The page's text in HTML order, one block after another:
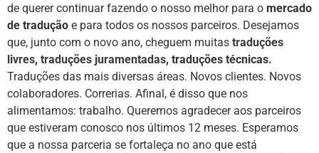
de querer continuar fazendo o nosso melhor para o mercado
de tradução e para todos os nossos parceiros. Desejamos
que, junto com o novo ano, cheguem muitas traduções
livres, traduções juramentadas, traduções técnicas.
Traduções das mais diversas áreas. Novos clientes. Novos
colaboradores. Correrias. Afinal, é disso que nos
alimentamos: trabalho. Queremos agradecer aos parceiros
que estiveram conosco nos últimos 12 meses. Esperamos
que a nossa parceria se fortaleça no ano que está